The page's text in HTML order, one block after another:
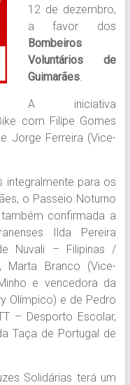
12 de dezembro,
a favor dos
Bombeiros
Voluntários de
Guimarães.
A iniciativa
com Filipe Gomes
Jorge Ferreira (Vice-
integralmente para os
o Passeio Noturno
confirmada a
Ilda Pereira
Nuvali – Filipinas /
Marta Branco (Vice-
e vencedora da
Olímpico) e de Pedro
– Desporto Escolar,
Taça de Portugal de
Solidárias terá um